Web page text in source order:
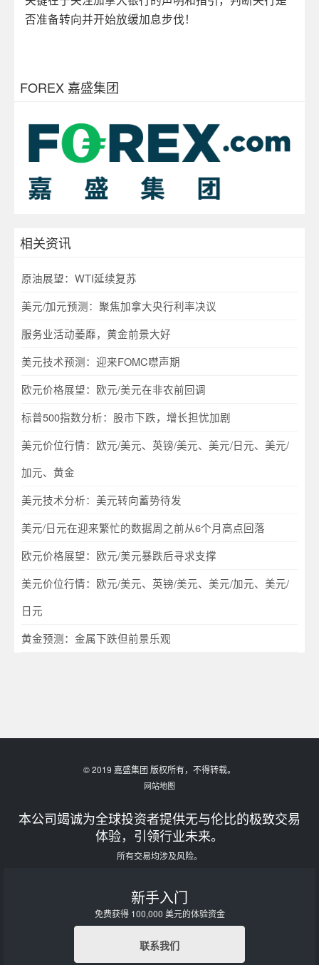
否准备转向并开始放缓加息步伐！
FOREX 嘉盛集团
相关资讯
原油展望：WTI延续复苏
美元/加元预测：聚焦加拿大央行利率决议
服务业活动萎靡，黄金前景大好
美元技术预测：迎来FOMC噤声期
欧元价格展望：欧元/美元在非农前回调
标普500指数分析：股市下跌，增长担忧加剧
美元价位行情：欧元/美元、英镑/美元、美元/日元、美元/
加元、黄金
美元技术分析：美元转向蓄势待发
美元/日元在迎来繁忙的数据周之前从6个月高点回落
欧元价格展望：欧元/美元暴跌后寻求支撑
美元价位行情：欧元/美元、英镑/美元、美元/加元、美元/
日元
黄金预测：金属下跌但前景乐观
© 2019 嘉盛集团 版权所有，不得转载。
网站地图
本公司竭诚为全球投资者提供无与伦比的极致交易
体验，引领行业未来。
所有交易均涉及风险。
新手入门
免费获得 100,000 美元的体验资金
联系我们